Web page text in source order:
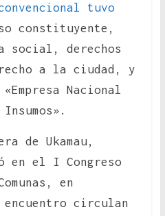
tuvo
constituyente,
social, derechos
a la ciudad, y
Nacional
de Ukamau,
en el I Congreso
en
encuentro circulan